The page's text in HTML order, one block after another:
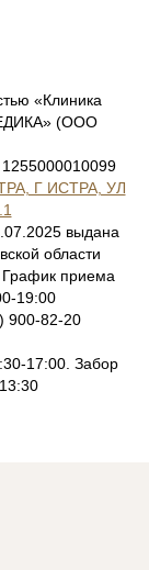
«Клиника
(ООО
Г ИСТРА, УЛ
выдана
области
. График приема
19:00
900-82-20
17:00. Забор